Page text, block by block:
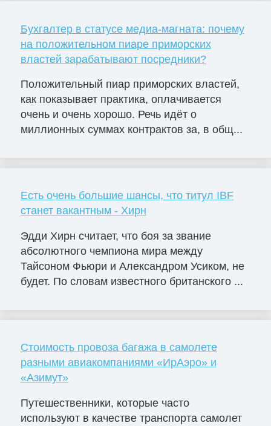
Бухгалтер в статусе медиа-магната: почему
на положительном пиаре приморских
властей зарабатывают посредники?
Положительный пиар приморских властей,
как показывает практика, оплачивается
очень и очень хорошо. Речь идёт о
миллионных суммах контрактов за, в общ...
Есть очень большие шансы, что титул IBF
станет вакантным - Хирн
Эдди Хирн считает, что боя за звание
абсолютного чемпиона мира между
Тайсоном Фьюри и Александром Усиком, не
будет. По словам известного британского ...
Стоимость провоза багажа в самолете
разными авиакомпаниями «ИрАэро» и
«Азимут»
Путешественники, которые часто
используют в качестве транспорта самолет